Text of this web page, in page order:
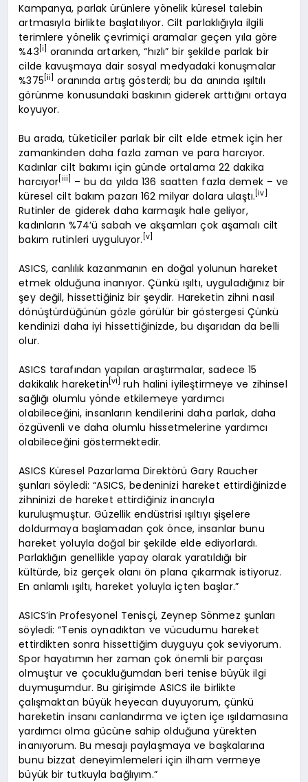
Kampanya, parlak ürünlere yönelik küresel talebin
artmasıyla birlikte başlatılıyor. Cilt parlaklığıyla ilgili
terimlere yönelik çevrimiçi aramalar geçen yıla göre
%43 [i]
oranında artarken, “hızlı” bir şekilde parlak bir
cilde kavuşmaya dair sosyal medyadaki konuşmalar
%375 [ii]
oranında artış gösterdi; bu da anında ışıltılı
görünme konusundaki baskının giderek arttığını ortaya
koyuyor.
Bu arada, tüketiciler parlak bir cilt elde etmek için her
zamankinden daha fazla zaman ve para harcıyor.
Kadınlar cilt bakımı için günde ortalama 22 dakika
harcıyor [iii]
– bu da yılda 136 saatten fazla demek – ve
küresel cilt bakım pazarı 162 milyar dolara ulaştı. [iv]
Rutinler de giderek daha karmaşık hale geliyor,
kadınların %74’ü sabah ve akşamları çok aşamalı cilt
bakım rutinleri uyguluyor. [v]
ASICS, canlılık kazanmanın en doğal yolunun hareket
etmek olduğuna inanıyor. Çünkü ışıltı, uyguladığınız bir
şey değil, hissettiğiniz bir şeydir. Hareketin zihni nasıl
dönüştürdüğünün gözle görülür bir göstergesi Çünkü
kendinizi daha iyi hissettiğinizde, bu dışarıdan da belli
olur.
ASICS tarafından yapılan araştırmalar, sadece 15
dakikalık hareketin [vi]ruh halini iyileştirmeye ve zihinsel
sağlığı olumlu yönde etkilemeye yardımcı
olabileceğini, insanların kendilerini daha parlak, daha
özgüvenli ve daha olumlu hissetmelerine yardımcı
olabileceğini göstermektedir.
ASICS Küresel Pazarlama Direktörü Gary Raucher
şunları söyledi: “ASICS, bedeninizi hareket ettirdiğinizde
zihninizi de hareket ettirdiğiniz inancıyla
kuruluşmuştur. Güzellik endüstrisi ışıltıyı şişelere
doldurmaya başlamadan çok önce, insanlar bunu
hareket yoluyla doğal bir şekilde elde ediyorlardı.
Parlaklığın genellikle yapay olarak yaratıldığı bir
kültürde, biz gerçek olanı ön plana çıkarmak istiyoruz.
En anlamlı ışıltı, hareket yoluyla içten başlar.”
ASICS’in Profesyonel Tenisçi, Zeynep Sönmez şunları
söyledi: “Tenis oynadıktan ve vücudumu hareket
ettirdikten sonra hissettiğim duyguyu çok seviyorum.
Spor hayatımın her zaman çok önemli bir parçası
olmuştur ve çocukluğumdan beri tenise büyük ilgi
duymuşumdur. Bu girişimde ASICS ile birlikte
çalışmaktan büyük heyecan duyuyorum, çünkü
hareketin insanı canlandırma ve içten içe ışıldamasına
yardımcı olma gücüne sahip olduğuna yürekten
inanıyorum. Bu mesajı paylaşmaya ve başkalarına
bunu bizzat deneyimlemeleri için ilham vermeye
büyük bir tutkuyla bağlıyım.”